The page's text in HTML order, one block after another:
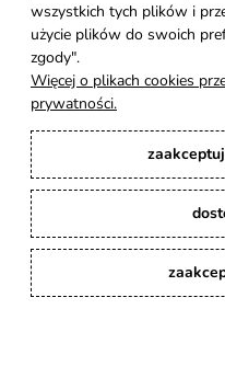
wszystkich tych plików i
użycie plików do swoich
zgody".
Więcej o plikach cookies
prywatności.